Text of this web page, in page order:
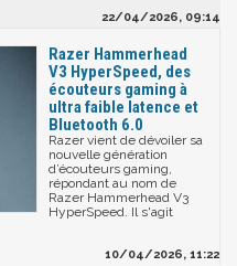
22/04/2026, 09:14
Razer Hammerhead
V3 HyperSpeed, des
écouteurs gaming à
ultra faible latence et
Bluetooth 6.0
Razer vient de dévoiler sa
nouvelle génération
d’écouteurs gaming,
répondant au nom de
Razer Hammerhead V3
HyperSpeed. Il s'agit
10/04/2026, 11:22